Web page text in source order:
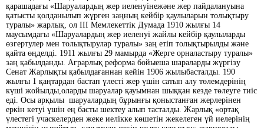
қарашадағы «Шаруалардың жер иеленуінежәне жер пайдалануына
қатысты қолданылып жүрген заңның кейбір қаулыларын толықтыру
туралы» жарлық, ол ІІІ Мемлекеттік Думада 1910 жылғы 14
маусымдағы «Шаруалардың жер иеленуі жайлы кейбір қаулыларды
өзгертулер мен толықтырулар туралы» заң етіп толықтырылды және
қайта өңделді. 1911 жылғы 29 мамырда «Жерге орналастыру туралы»
заң қабылданды. Аграрлық реформа бойыеша шараларды жүргізу
Сенат Жарлықты қабылдағаннан кейін 1906 жылыбасталды. 190
жылғы 1 қаңтардан бастап үлесті жер үшін сатып алу төлемдерінің
күші жойылды,оларды шаруалар қауымнан шыққан кезде төлеуге тиіс
еді. Осы арқылы шаруалардың бұрынғы қоныстанған жерлерінен
еркін кетуі үшін ең басты шектеу алып тасталды. Жарлық «ортақ
үлестегі учаскелерден жеке иелікке көшетін жекелеген үй иелерінің